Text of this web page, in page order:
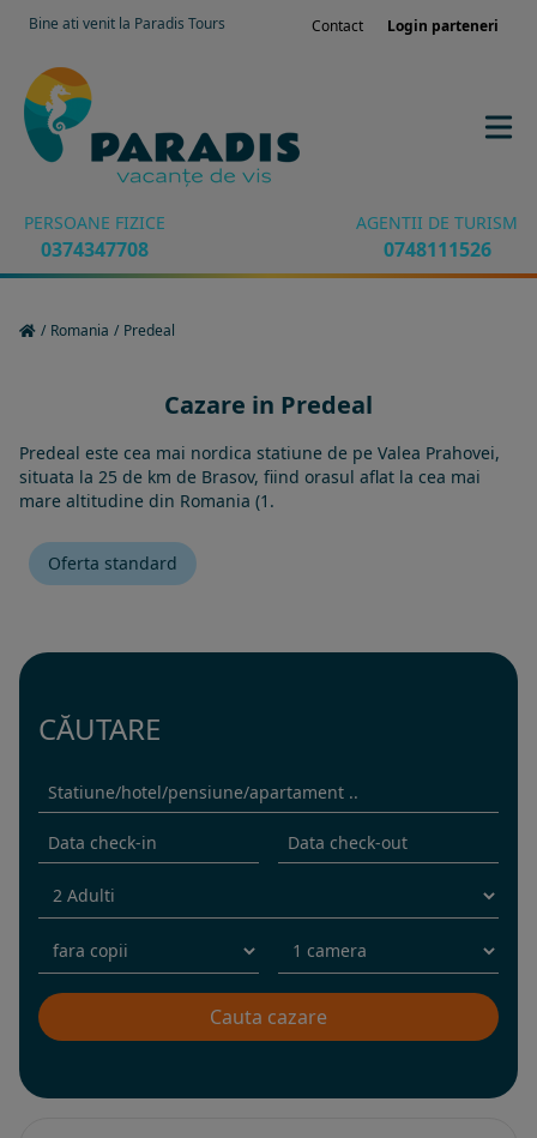
Bine ati venit la Paradis Tours Contact Login parteneri
PERSOANE FIZICE
0374347708
AGENTII DE TURISM
0748111526
/ Romania / Predeal
Cazare in Predeal
Predeal este cea mai nordica statiune de pe Valea Prahovei,
situata la 25 de km de Brasov, fiind orasul aflat la cea mai
mare altitudine din Romania (1.
Oferta standard
CĂUTARE